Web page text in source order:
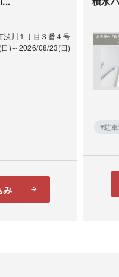
渋川１丁目３番４号
)～2026/08/23(日)
み
#駐